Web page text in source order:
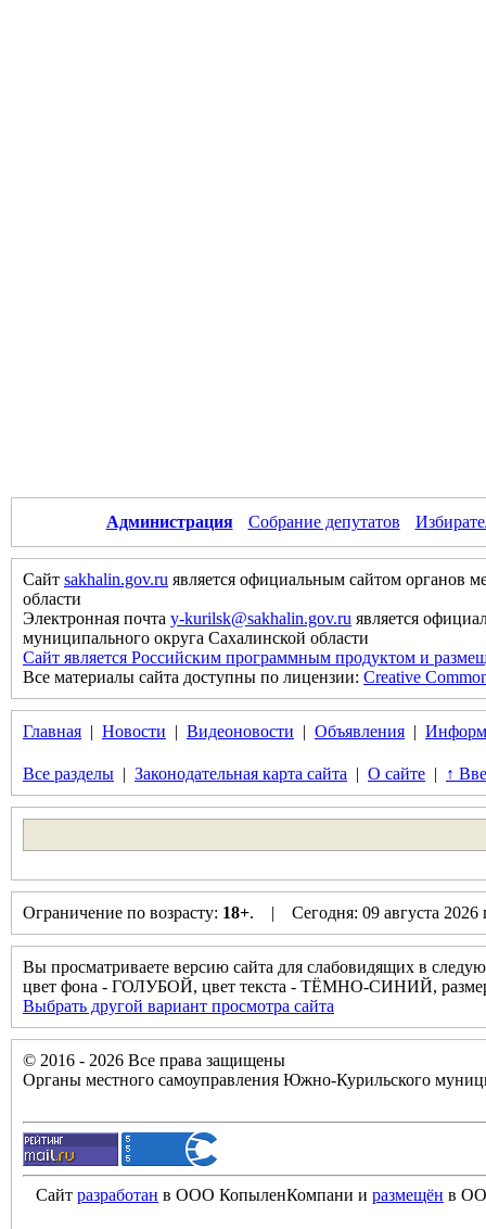
Администрация Собрание депутатов
Сайт sakhalin.gov.ru является официальным сайтом органов
области
Электронная почта y-kurilsk@sakhalin.gov.ru является
муниципального округа Сахалинской области
Сайт является Российским программным продуктом и
Все материалы сайта доступны по лицензии: Creative
Главная | Новости | Видеоновости | Объявления |
Все разделы | Законодательная карта сайта | О сайте | ↑
Ограничение по возрасту: 18+. | Сегодня: 09 августа
Вы просматриваете версию сайта для слабовидящих в
цвет фона - ГОЛУБОЙ, цвет текста - ТЁМНО-СИНИЙ,
Выбрать другой вариант просмотра сайта
© 2016 - 2026 Все права защищены
Органы местного самоуправления Южно-Курильского
Сайт разработан в ООО КопыленКомпани и размещён в